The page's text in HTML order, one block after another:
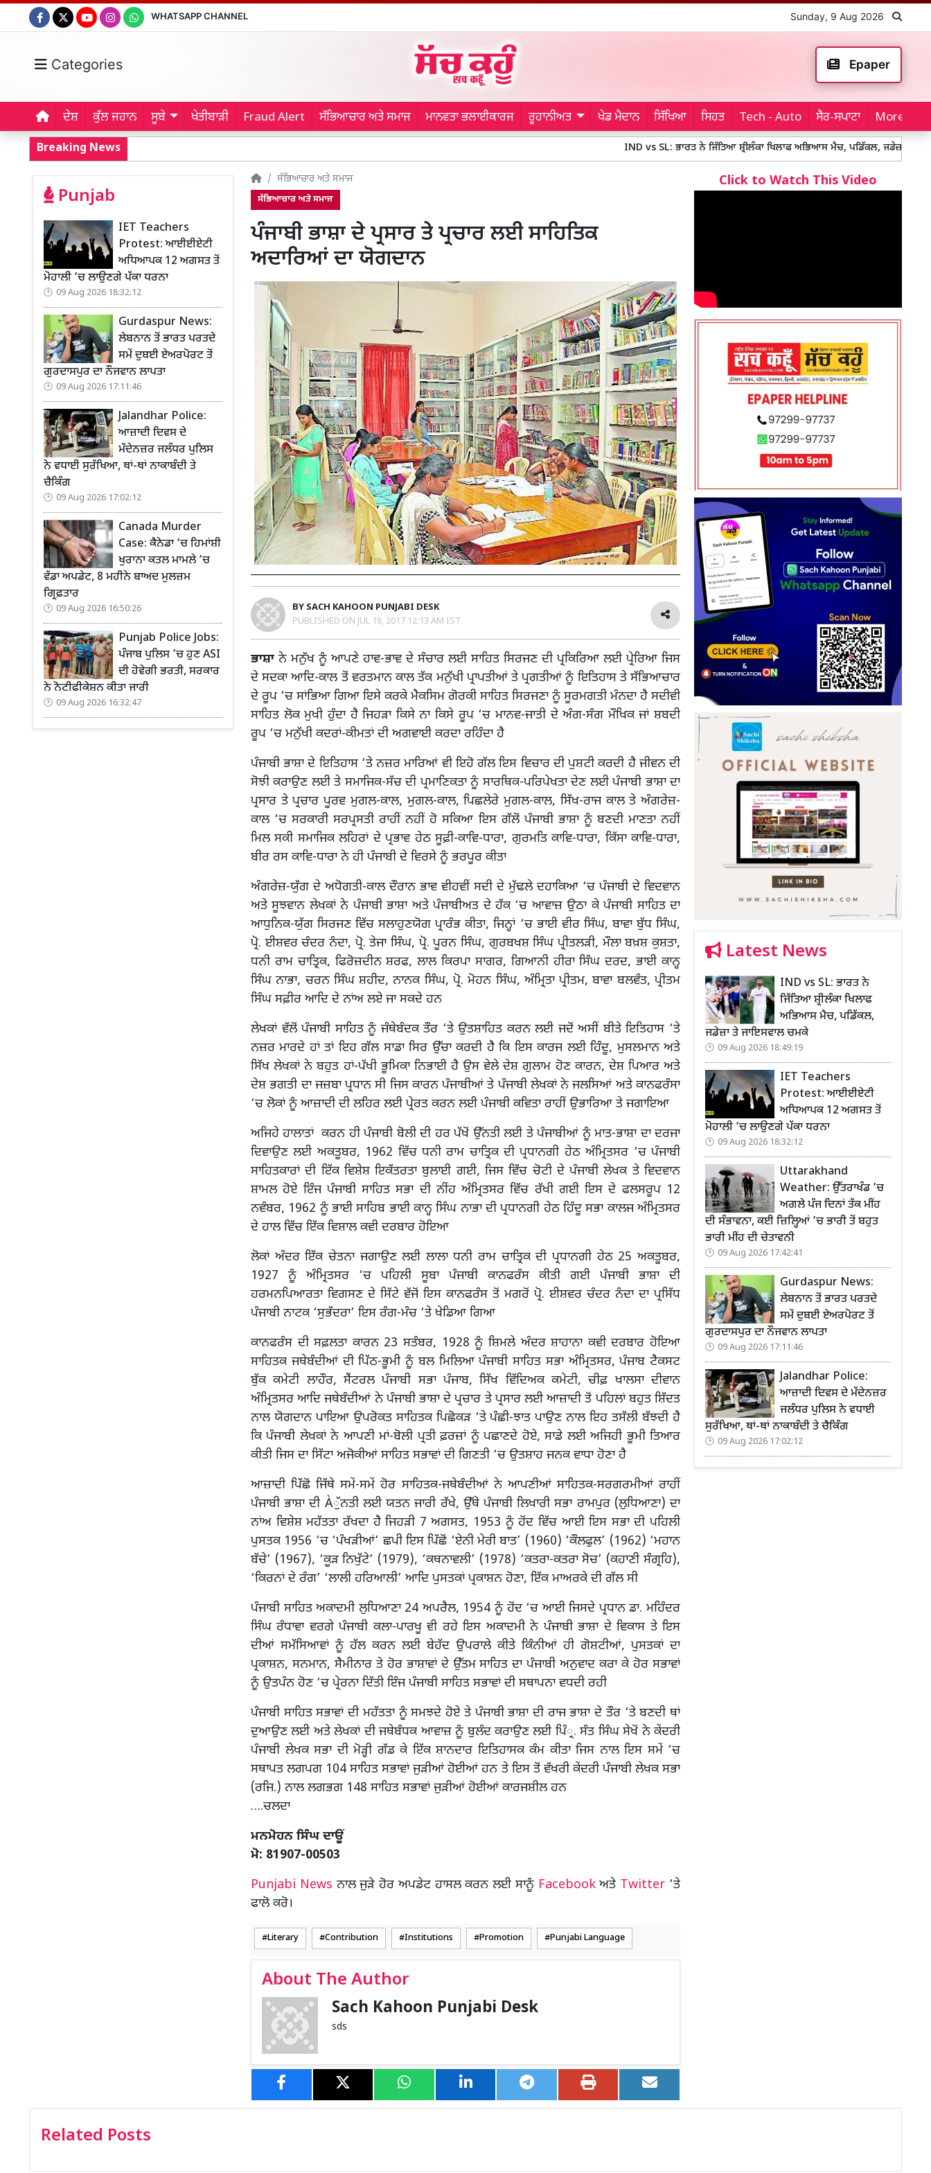
WHATSAPP CHANNEL Sunday, 9 Aug 2026
Categories Epaper
ਦੇਸ਼ ਕੁੱਲ ਜਹਾਨ ਸੂਬੇ ਖੇਤੀਬਾੜੀ Fraud Alert ਸੱਭਿਆਚਾਰ ਅਤੇ ਸਮਾਜ ਮਾਨਵਤਾ ਭਲਾਈਕਾਰਜ ਰੂਹਾਨੀਅਤ ਖੇਡ ਮੈਦਾਨ ਸਿੱਖਿਆ ਸਿਹਤ Tech - Auto ਸੈਰ-ਸਪਾਟਾ More...
Breaking News IND vs SL: ਭਾਰਤ ਨੇ ਜਿੱਤਿਆ ਸ਼੍ਰੀਲੰਕਾ ਖਿਲਾਫ ਅਭਿਆਸ ਮੈਚ, ਪਡਿੱਕਲ, ਜਡੇਜ਼ਾ ਤੇ ਜਾਇਸਵਾਲ ਚਮਕੇ
Punjab
IET Teachers
Protest: ਆਈਈਏਟੀ
ਅਧਿਆਪਕ 12 ਅਗਸਤ ਤੋਂ
ਮੋਹਾਲੀ ’ਚ ਲਾਉਣਗੇ ਪੱਕਾ ਧਰਨਾ
09 Aug 2026 18:32:12
Gurdaspur News:
ਲੇਬਨਾਨ ਤੋਂ ਭਾਰਤ ਪਰਤਦੇ
ਸਮੇਂ ਦੁਬਈ ਏਅਰਪੋਰਟ ਤੋਂ
ਗੁਰਦਾਸਪੁਰ ਦਾ ਨੌਜਵਾਨ ਲਾਪਤਾ
09 Aug 2026 17:11:46
Jalandhar Police:
ਆਜ਼ਾਦੀ ਦਿਵਸ ਦੇ
ਮੱਦੇਨਜ਼ਰ ਜਲੰਧਰ ਪੁਲਿਸ
ਨੇ ਵਧਾਈ ਸੁਰੱਖਿਆ, ਥਾਂ-ਥਾਂ ਨਾਕਾਬੰਦੀ ਤੇ
ਚੈਕਿੰਗ
09 Aug 2026 17:02:12
Canada Murder
Case: ਕੈਨੇਡਾ ’ਚ ਹਿਮਾਂਸ਼ੀ
ਖੁਰਾਨਾ ਕਤਲ ਮਾਮਲੇ ’ਚ
ਵੱਡਾ ਅਪਡੇਟ, 8 ਮਹੀਨੇ ਬਾਅਦ ਮੁਲਜ਼ਮ
ਗ੍ਰਿਫ਼ਤਾਰ
09 Aug 2026 16:50:26
Punjab Police Jobs:
ਪੰਜਾਬ ਪੁਲਿਸ ’ਚ ਹੁਣ ASI
ਦੀ ਹੋਵੇਗੀ ਭਰਤੀ, ਸਰਕਾਰ
ਨੇ ਨੋਟੀਫੀਕੇਸ਼ਨ ਕੀਤਾ ਜਾਰੀ
09 Aug 2026 16:32:47
ਸੱਭਿਆਚਾਰ ਅਤੇ ਸਮਾਜ
ਸੱਭਿਆਚਾਰ ਅਤੇ ਸਮਾਜ
ਪੰਜਾਬੀ ਭਾਸ਼ਾ ਦੇ ਪ੍ਰਸਾਰ ਤੇ ਪ੍ਰਚਾਰ ਲਈ ਸਾਹਿਤਿਕ
ਅਦਾਰਿਆਂ ਦਾ ਯੋਗਦਾਨ
BY SACH KAHOON PUNJABI DESK
PUBLISHED ON JUL 18, 2017 12:13 AM IST
ਭਾਸ਼ਾ ਨੇ ਮਨੁੱਖ ਨੂੰ ਆਪਣੇ ਹਾਵ-ਭਾਵ ਦੇ ਸੰਚਾਰ ਲਈ ਸਾਹਿਤ ਸਿਰਜਣ ਦੀ ਪ੍ਰਕਿਰਿਆ ਲਈ ਪ੍ਰੇਰਿਆ ਜਿਸ
ਦੇ ਸਦਕਾ ਆਦਿ-ਕਾਲ ਤੋਂ ਵਰਤਮਾਨ ਕਾਲ ਤੱਕ ਮਨੁੱਖੀ ਪ੍ਰਾਪਤੀਆਂ ਤੇ ਪ੍ਰਗਤੀਆਂ ਨੂੰ ਇਤਿਹਾਸ ਤੇ ਸੱਭਿਆਚਾਰ
ਦੇ ਰੂਪ ‘ਚ ਸਾਂਭਿਆ ਗਿਆ ਇਸੇ ਕਰਕੇ ਮੈਕਸਿਮ ਗੋਰਕੀ ਸਾਹਿਤ ਸਿਰਜਣਾ ਨੂੰ ਸੂਰਮਗਤੀ ਮੰਨਦਾ ਹੈ ਸਦੀਵੀ
ਸਾਹਿਤ ਲੋਕ ਮੁਖੀ ਹੁੰਦਾ ਹੈ ਜਿਹੜਾ ਕਿਸੇ ਨਾ ਕਿਸੇ ਰੂਪ ‘ਚ ਮਾਨਵ-ਜਾਤੀ ਦੇ ਅੰਗ-ਸੰਗ ਮੌਖਿਕ ਜਾਂ ਸ਼ਬਦੀ
ਰੂਪ ‘ਚ ਮਨੁੱਖੀ ਕਦਰਾਂ-ਕੀਮਤਾਂ ਦੀ ਅਗਵਾਈ ਕਰਦਾ ਰਹਿੰਦਾ ਹੈ
ਪੰਜਾਬੀ ਭਾਸ਼ਾ ਦੇ ਇਤਿਹਾਸ ‘ਤੇ ਨਜ਼ਰ ਮਾਰਿਆਂ ਵੀ ਇਹੋ ਗੱਲ ਇਸ ਵਿਚਾਰ ਦੀ ਪੁਸ਼ਟੀ ਕਰਦੀ ਹੈ ਜੀਵਨ ਦੀ
ਸੋਝੀ ਕਰਾਉਣ ਲਈ ਤੇ ਸਮਾਜਿਕ-ਸੱਚ ਦੀ ਪ੍ਰਮਾਣਿਕਤਾ ਨੂੰ ਸਾਰਥਿਕ-ਪਰਿਪੇਖਤਾ ਦੇਣ ਲਈ ਪੰਜਾਬੀ ਭਾਸ਼ਾ ਦਾ
ਪ੍ਰਸਾਰ ਤੇ ਪ੍ਰਚਾਰ ਪੂਰਵ ਮੁਗਲ-ਕਾਲ, ਮੁਗਲ-ਕਾਲ, ਪਿਛਲੇਰੇ ਮੁਗਲ-ਕਾਲ, ਸਿੱਖ-ਰਾਜ ਕਾਲ ਤੇ ਅੰਗਰੇਜ਼-
ਕਾਲ ‘ਚ ਸਰਕਾਰੀ ਸਰਪ੍ਰਸਤੀ ਰਾਹੀਂ ਨਹੀਂ ਹੋ ਸਕਿਆ ਇਸ ਗੱਲੋਂ ਪੰਜਾਬੀ ਭਾਸ਼ਾ ਨੂੰ ਬਣਦੀ ਮਾਣਤਾ ਨਹੀਂ
ਮਿਲ ਸਕੀ ਸਮਾਜਿਕ ਲਹਿਰਾਂ ਦੇ ਪ੍ਰਭਾਵ ਹੇਠ ਸੂਫ਼ੀ-ਕਾਵਿ-ਧਾਰਾ, ਗੁਰਮਤਿ ਕਾਵਿ-ਧਾਰਾ, ਕਿੱਸਾ ਕਾਵਿ-ਧਾਰਾ,
ਬੀਰ ਰਸ ਕਾਵਿ-ਧਾਰਾ ਨੇ ਹੀ ਪੰਜਾਬੀ ਦੇ ਵਿਰਸੇ ਨੂੰ ਭਰਪੂਰ ਕੀਤਾ
ਅੰਗਰੇਜ਼-ਯੁੱਗ ਦੇ ਅਧੋਗਤੀ-ਕਾਲ ਦੌਰਾਨ ਭਾਵ ਵੀਹਵੀਂ ਸਦੀ ਦੇ ਮੁੱਢਲੇ ਦਹਾਕਿਆ ‘ਚ ਪੰਜਾਬੀ ਦੇ ਵਿਦਵਾਨ
ਅਤੇ ਸੂਝਵਾਨ ਲੇਖਕਾਂ ਨੇ ਪੰਜਾਬੀ ਭਾਸ਼ਾ ਅਤੇ ਪੰਜਾਬੀਅਤ ਦੇ ਹੱਕ ‘ਚ ਆਵਾਜ਼ ਉਠਾ ਕੇ ਪੰਜਾਬੀ ਸਾਹਿਤ ਦਾ
ਆਧੁਨਿਕ-ਯੁੱਗ ਸਿਰਜਣ ਵਿੱਚ ਸਲਾਹੁਣਯੋਗ ਪ੍ਰਾਰੰਭ ਕੀਤਾ, ਜਿਨ੍ਹਾਂ ‘ਚ ਭਾਈ ਵੀਰ ਸਿੰਘ, ਬਾਵਾ ਬੁੱਧ ਸਿੰਘ,
ਪ੍ਰੋ. ਈਸ਼ਵਰ ਚੰਦਰ ਨੰਦਾ, ਪ੍ਰੋ. ਤੇਜਾ ਸਿੰਘ, ਪ੍ਰੋ. ਪੂਰਨ ਸਿੰਘ, ਗੁਰਬਖਸ਼ ਸਿੰਘ ਪ੍ਰੀਤਲੜੀ, ਮੌਲਾ ਬਖ਼ਸ਼ ਕੁਸ਼ਤਾ,
ਧਨੀ ਰਾਮ ਚਾਤ੍ਰਿਕ, ਫਿਰੋਜ਼ਦੀਨ ਸ਼ਰਫ, ਲਾਲ ਕਿਰਪਾ ਸਾਗਰ, ਗਿਆਨੀ ਹੀਰਾ ਸਿੰਘ ਦਰਦ, ਭਾਈ ਕਾਨ੍ਹ
ਸਿੰਘ ਨਾਭਾ, ਚਰਨ ਸਿੰਘ ਸ਼ਹੀਦ, ਨਾਨਕ ਸਿੰਘ, ਪ੍ਰੋ. ਮੋਹਨ ਸਿੰਘ, ਅੰਮ੍ਰਿਤਾ ਪ੍ਰੀਤਮ, ਬਾਵਾ ਬਲਵੰਤ, ਪ੍ਰੀਤਮ
ਸਿੰਘ ਸਫ਼ੀਰ ਆਦਿ ਦੇ ਨਾਂਅ ਲਏ ਜਾ ਸਕਦੇ ਹਨ
ਲੇਖਕਾਂ ਵੱਲੋਂ ਪੰਜਾਬੀ ਸਾਹਿਤ ਨੂੰ ਜੰਥੇਬੰਦਕ ਤੌਰ ‘ਤੇ ਉਤਸ਼ਾਹਿਤ ਕਰਨ ਲਈ ਜਦੋਂ ਅਸੀਂ ਬੀਤੇ ਇਤਿਹਾਸ ‘ਤੇ
ਨਜ਼ਰ ਮਾਰਦੇ ਹਾਂ ਤਾਂ ਇਹ ਗੱਲ ਸਾਡਾ ਸਿਰ ਉੱਚਾ ਕਰਦੀ ਹੈ ਕਿ ਇਸ ਕਾਰਜ ਲਈ ਹਿੰਦੂ, ਮੁਸਲਮਾਨ ਅਤੇ
ਸਿੱਖ ਲੇਖਕਾਂ ਨੇ ਬਹੁਤ ਹਾਂ-ਪੱਖੀ ਭੂਮਿਕਾ ਨਿਭਾਈ ਹੈ ਉਸ ਵੇਲੇ ਦੇਸ਼ ਗੁਲਾਮ ਹੋਣ ਕਾਰਨ, ਦੇਸ਼ ਪਿਆਰ ਅਤੇ
ਦੇਸ਼ ਭਗਤੀ ਦਾ ਜਜ਼ਬਾ ਪ੍ਰਧਾਨ ਸੀ ਜਿਸ ਕਾਰਨ ਪੰਜਾਬੀਆਂ ਤੇ ਪੰਜਾਬੀ ਲੇਖਕਾਂ ਨੇ ਜਲਸਿਆਂ ਅਤੇ ਕਾਨਫਰੰਸਾ
‘ਚ ਲੋਕਾਂ ਨੂੰ ਆਜ਼ਾਦੀ ਦੀ ਲਹਿਰ ਲਈ ਪ੍ਰੇਰਤ ਕਰਨ ਲਈ ਪੰਜਾਬੀ ਕਵਿਤਾ ਰਾਹੀਂ ਉਭਾਰਿਆ ਤੇ ਜਗਾਇਆ
ਅਜਿਹੇ ਹਾਲਾਤਾਂ ਕਰਨ ਹੀ ਪੰਜਾਬੀ ਬੋਲੀ ਦੀ ਹਰ ਪੱਖੋਂ ਉੱਨਤੀ ਲਈ ਤੇ ਪੰਜਾਬੀਆਂ ਨੂੰ ਮਾਤ-ਭਾਸ਼ਾ ਦਾ ਦਰਜਾ
ਦਿਵਾਉਣ ਲਈ ਅਕਤੂਬਰ, 1962 ਵਿੱਚ ਧਨੀ ਰਾਮ ਚਾਤ੍ਰਿਕ ਦੀ ਪ੍ਰਧਾਨਗੀ ਹੇਠ ਅੰਮ੍ਰਿਤਸਰ ‘ਚ ਪੰਜਾਬੀ
ਸਾਹਿਤਕਾਰਾਂ ਦੀ ਇੱਕ ਵਿਸ਼ੇਸ਼ ਇਕੱਤਰਤਾ ਬੁਲਾਈ ਗਈ, ਜਿਸ ਵਿੱਚ ਚੋਟੀ ਦੇ ਪੰਜਾਬੀ ਲੇਖਕ ਤੇ ਵਿਦਵਾਨ
ਸ਼ਾਮਲ ਹੋਏ ਇੰਜ ਪੰਜਾਬੀ ਸਾਹਿਤ ਸਭਾ ਦੀ ਨੀਂਹ ਅੰਮ੍ਰਿਤਸਰ ਵਿੱਚ ਰੱਖੀ ਗਈ ਇਸ ਦੇ ਫਲਸਰੂਪ 12
ਨਵੰਬਰ, 1962 ਨੂੰ ਭਾਈ ਸਾਹਿਬ ਭਾਈ ਕਾਨ੍ਹ ਸਿੰਘ ਨਾਭਾ ਦੀ ਪ੍ਰਧਾਨਗੀ ਹੇਠ ਹਿੰਦੂ ਸਭਾ ਕਾਲਜ ਅੰਮ੍ਰਿਤਸਰ
ਦੇ ਹਾਲ ਵਿੱਚ ਇੱਕ ਵਿਸ਼ਾਲ ਕਵੀ ਦਰਬਾਰ ਹੋਇਆ
ਲੋਕਾਂ ਅੰਦਰ ਇੱਕ ਚੇਤਨਾ ਜਗਾਉਣ ਲਈ ਲਾਲਾ ਧਨੀ ਰਾਮ ਚਾਤ੍ਰਿਕ ਦੀ ਪ੍ਰਧਾਨਗੀ ਹੇਠ 25 ਅਕਤੂਬਰ,
1927 ਨੂੰ ਅੰਮ੍ਰਿਤਸਰ ‘ਚ ਪਹਿਲੀ ਸੂਬਾ ਪੰਜਾਬੀ ਕਾਨਫਰੰਸ ਕੀਤੀ ਗਈ ਪੰਜਾਬੀ ਭਾਸ਼ਾ ਦੀ
ਹਰਮਨਪਿਆਰਤਾ ਵਿਗਸਣ ਦੇ ਸਿੱਟੇ ਵੱਜੋਂ ਇਸ ਕਾਨਫਰੰਸ ਤੋਂ ਮਗਰੋਂ ਪ੍ਰੋ. ਈਸ਼ਵਰ ਚੰਦਰ ਨੰਦਾ ਦਾ ਪ੍ਰਸਿੱਧ
ਪੰਜਾਬੀ ਨਾਟਕ ‘ਸੁਭੱਦਰਾ’ ਇਸ ਰੰਗ-ਮੰਚ ‘ਤੇ ਖੇਡਿਆ ਗਿਆ
ਕਾਨਫਰੰਸ ਦੀ ਸਫ਼ਲਤਾ ਕਾਰਨ 23 ਸਤੰਬਰ, 1928 ਨੂੰ ਸ਼ਿਮਲੇ ਅੰਦਰ ਸ਼ਾਹਾਨਾ ਕਵੀ ਦਰਬਾਰ ਹੋਇਆ
ਸਾਹਿਤਕ ਜਥੇਬੰਦੀਆਂ ਦੀ ਪਿੱਠ-ਭੂਮੀ ਨੂੰ ਬਲ ਮਿਲਿਆ ਪੰਜਾਬੀ ਸਾਹਿਤ ਸਭਾ ਅੰਮ੍ਰਿਤਸਰ, ਪੰਜਾਬ ਟੈਕਸਟ
ਬੁੱਕ ਕਮੇਟੀ ਲਾਹੌਰ, ਸੈਂਟਰਲ ਪੰਜਾਬੀ ਸਭਾ ਪੰਜਾਬ, ਸਿੱਖ ਵਿੱਦਿਅਕ ਕਮੇਟੀ, ਚੀਫ਼ ਖਾਲਸਾ ਦੀਵਾਨ
ਅੰਮ੍ਰਿਤਸਰ ਆਦਿ ਜਥੇਬੰਦੀਆਂ ਨੇ ਪੰਜਾਬੀ ਭਾਸ਼ਾ ਦੇ ਪ੍ਰਚਾਰ ਤੇ ਪ੍ਰਸਾਰ ਲਈ ਆਜ਼ਾਦੀ ਤੋਂ ਪਹਿਲਾਂ ਬਹੁਤ ਸ਼ਿੱਦਤ
ਨਾਲ ਯੋਗਦਾਨ ਪਾਇਆ ਉਪਰੋਕਤ ਸਾਹਿਤਕ ਪਿਛੋਕੜ ‘ਤੇ ਪੰਛੀ-ਝਾਤ ਪਾਉਣ ਨਾਲ ਇਹ ਤਸੱਲੀ ਬੱਝਦੀ ਹੈ
ਕਿ ਪੰਜਾਬੀ ਲੇਖਕਾਂ ਨੇ ਆਪਣੀ ਮਾਂ-ਬੋਲੀ ਪ੍ਰਤੀ ਫ਼ਰਜ਼ਾਂ ਨੂੰ ਪਛਾਣਦੇ ਹੋਏ, ਸਾਡੇ ਲਈ ਅਜਿਹੀ ਭੂਮੀ ਤਿਆਰ
ਕੀਤੀ ਜਿਸ ਦਾ ਸਿੱਟਾ ਅਜੋਕੀਆਂ ਸਾਹਿਤ ਸਭਾਵਾਂ ਦੀ ਗਿਣਤੀ ‘ਚ ਉਤਸ਼ਾਹ ਜਨਕ ਵਾਧਾ ਹੋਣਾ ਹੈ
ਆਜ਼ਾਦੀ ਪਿੱਛੋਂ ਜਿੱਥੇ ਸਮੇਂ-ਸਮੇਂ ਹੋਰ ਸਾਹਿਤਕ-ਜਥੇਬੰਦੀਆਂ ਨੇ ਆਪਣੀਆਂ ਸਾਹਿਤਕ-ਸਰਗਰਮੀਆਂ ਰਾਹੀਂ
ਪੰਜਾਬੀ ਭਾਸ਼ਾ ਦੀ Àੁੱਨਤੀ ਲਈ ਯਤਨ ਜਾਰੀ ਰੱਖੇ, ਉੱਥੇ ਪੰਜਾਬੀ ਲਿਖਾਰੀ ਸਭਾ ਰਾਮਪੁਰ (ਲੁਧਿਆਣਾ) ਦਾ
ਨਾਂਅ ਵਿਸ਼ੇਸ਼ ਮਹੱਤਤਾ ਰੱਖਦਾ ਹੈ ਜਿਹੜੀ 7 ਅਗਸਤ, 1953 ਨੂੰ ਹੋਂਦ ਵਿੱਚ ਆਈ ਇਸ ਸਭਾ ਦੀ ਪਹਿਲੀ
ਪੁਸਤਕ 1956 ‘ਚ ‘ਪੰਖੜੀਆਂ’ ਛਪੀ ਇਸ ਪਿੱਛੋਂ ‘ਏਨੀ ਮੇਰੀ ਬਾਤ’ (1960) ‘ਕੌਲਫੁਲ’ (1962) ‘ਮਹਾਨ
ਬੱਚੇ’ (1967), ‘ਕੂੜ ਨਿਖੁੱਟੇ’ (1979), ‘ਕਥਨਾਵਲੀ’ (1978) ‘ਕਤਰਾ-ਕਤਰਾ ਸੋਚ’ (ਕਹਾਣੀ ਸੰਗ੍ਰਹਿ),
‘ਕਿਰਨਾਂ ਦੇ ਰੰਗ’ ‘ਲਾਲੀ ਹਰਿਆਲੀ’ ਆਦਿ ਪੁਸਤਕਾਂ ਪ੍ਰਕਾਸ਼ਨ ਹੋਣਾ, ਇੱਕ ਮਾਅਰਕੇ ਦੀ ਗੱਲ ਸੀ
ਪੰਜਾਬੀ ਸਾਹਿਤ ਅਕਾਦਮੀ ਲੁਧਿਆਣਾ 24 ਅਪਰੈਲ, 1954 ਨੂੰ ਹੋਂਦ ‘ਚ ਆਈ ਜਿਸਦੇ ਪ੍ਰਧਾਨ ਡਾ. ਮਹਿੰਦਰ
ਸਿੰਘ ਰੰਧਾਵਾ ਵਰਗੇ ਪੰਜਾਬੀ ਕਲਾ-ਪਾਰਖੂ ਵੀ ਰਹੇ ਇਸ ਅਕਾਦਮੀ ਨੇ ਪੰਜਾਬੀ ਭਾਸ਼ਾ ਦੇ ਵਿਕਾਸ ਤੇ ਇਸ
ਦੀਆਂ ਸਮੱਸਿਆਵਾਂ ਨੂੰ ਹੱਲ ਕਰਨ ਲਈ ਬੇਹੱਦ ਉਪਰਾਲੇ ਕੀਤੇ ਕਿੰਨੀਆਂ ਹੀ ਗੋਸ਼ਟੀਆਂ, ਪੁਸਤਕਾਂ ਦਾ
ਪ੍ਰਕਾਸ਼ਨ, ਸਨਮਾਨ, ਸੈਮੀਨਾਰ ਤੇ ਹੋਰ ਭਾਸ਼ਾਵਾਂ ਦੇ ਉੱਤਮ ਸਾਹਿਤ ਦਾ ਪੰਜਾਬੀ ਅਨੁਵਾਦ ਕਰਾ ਕੇ ਹੋਰ ਸਭਾਵਾਂ
ਨੂੰ ਉਤਪੰਨ ਹੋਣ ‘ਚ ਪ੍ਰੇਰਨਾ ਦਿੱਤੀ ਇੰਜ ਪੰਜਾਬੀ ਸਾਹਿਤ ਸਭਾਵਾਂ ਦੀ ਸਥਾਪਨਾ ਵਧਦੀ ਰਹੀ
ਪੰਜਾਬੀ ਸਾਹਿਤ ਸਭਾਵਾਂ ਦੀ ਮਹੱਤਤਾ ਨੂੰ ਸਮਝਦੇ ਹੋਏ ਤੇ ਪੰਜਾਬੀ ਭਾਸ਼ਾ ਦੀ ਰਾਜ ਭਾਸ਼ਾ ਦੇ ਤੌਰ ‘ਤੇ ਬਣਦੀ ਥਾਂ
ਦੁਆਉਣ ਲਈ ਅਤੇ ਲੇਖਕਾਂ ਦੀ ਜਥੇਬੰਧਕ ਆਵਾਜ਼ ਨੂੰ ਬੁਲੰਦ ਕਰਾਉਣ ਲਈ ਪਿੰ੍ਰ. ਸੰਤ ਸਿੰਘ ਸੇਖੋਂ ਨੇ ਕੇਂਦਰੀ
ਪੰਜਾਬੀ ਲੇਖਕ ਸਭਾ ਦੀ ਮੋੜ੍ਹੀ ਗੱਡ ਕੇ ਇੱਕ ਸ਼ਾਨਦਾਰ ਇਤਿਹਾਸਕ ਕੰਮ ਕੀਤਾ ਜਿਸ ਨਾਲ ਇਸ ਸਮੇਂ ‘ਚ
ਸਥਾਪਤ ਲਗਪਗ 104 ਸਾਹਿਤ ਸਭਾਵਾਂ ਜੁੜੀਆਂ ਹੋਈਆਂ ਹਨ ਤੇ ਇਸ ਤੋਂ ਵੱਖਰੀ ਕੇਂਦਰੀ ਪੰਜਾਬੀ ਲੇਖਕ ਸਭਾ
(ਰਜਿ.) ਨਾਲ ਲਗਭਗ 148 ਸਾਹਿਤ ਸਭਾਵਾਂ ਜੁੜੀਆਂ ਹੋਈਆਂ ਕਾਰਜਸ਼ੀਲ ਹਨ
….ਚਲਦਾ
ਮਨਮੋਹਨ ਸਿੰਘ ਦਾਊਂ
ਮੋ: 81907-00503
Punjabi News ਨਾਲ ਜੁੜੇ ਹੋਰ ਅਪਡੇਟ ਹਾਸਲ ਕਰਨ ਲਈ ਸਾਨੂੰ Facebookਅਤੇ Twitter ‘ਤੇ
ਫਾਲੋ ਕਰੋ।
Literary Contribution Institutions Promotion Punjabi Language
About The Author
Sach Kahoon Punjabi Desk
sds
Click to Watch This Video
Latest News
IND vs SL: ਭਾਰਤ ਨੇ
ਜਿੱਤਿਆ ਸ਼੍ਰੀਲੰਕਾ ਖਿਲਾਫ
ਅਭਿਆਸ ਮੈਚ, ਪਡਿੱਕਲ,
ਜਡੇਜ਼ਾ ਤੇ ਜਾਇਸਵਾਲ ਚਮਕੇ
09 Aug 2026 18:49:19
IET Teachers
Protest: ਆਈਈਏਟੀ
ਅਧਿਆਪਕ 12 ਅਗਸਤ ਤੋਂ
ਮੋਹਾਲੀ ’ਚ ਲਾਉਣਗੇ ਪੱਕਾ ਧਰਨਾ
09 Aug 2026 18:32:12
Uttarakhand
Weather: ਉੱਤਰਾਖੰਡ ’ਚ
ਅਗਲੇ ਪੰਜ ਦਿਨਾਂ ਤੱਕ ਮੀਂਹ
ਦੀ ਸੰਭਾਵਨਾ, ਕਈ ਜ਼ਿਲ੍ਹਿਆਂ ’ਚ ਭਾਰੀ ਤੋਂ ਬਹੁਤ
ਭਾਰੀ ਮੀਂਹ ਦੀ ਚੇਤਾਵਨੀ
09 Aug 2026 17:42:41
Gurdaspur News:
ਲੇਬਨਾਨ ਤੋਂ ਭਾਰਤ ਪਰਤਦੇ
ਸਮੇਂ ਦੁਬਈ ਏਅਰਪੋਰਟ ਤੋਂ
ਗੁਰਦਾਸਪੁਰ ਦਾ ਨੌਜਵਾਨ ਲਾਪਤਾ
09 Aug 2026 17:11:46
Jalandhar Police:
ਆਜ਼ਾਦੀ ਦਿਵਸ ਦੇ ਮੱਦੇਨਜ਼ਰ
ਜਲੰਧਰ ਪੁਲਿਸ ਨੇ ਵਧਾਈ
ਸੁਰੱਖਿਆ, ਥਾਂ-ਥਾਂ ਨਾਕਾਬੰਦੀ ਤੇ ਚੈਕਿੰਗ
09 Aug 2026 17:02:12
Related Posts